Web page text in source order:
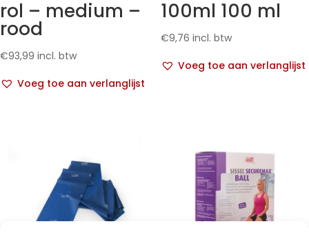
rol – medium –
rood
€93,99 incl. btw
Voeg toe aan verlanglijst
100ml 100 ml
€9,76 incl. btw
Voeg toe aan verlanglijst